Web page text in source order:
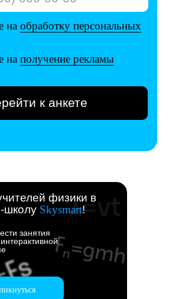
к анкете
физики в
школу Skysmart!
занятия